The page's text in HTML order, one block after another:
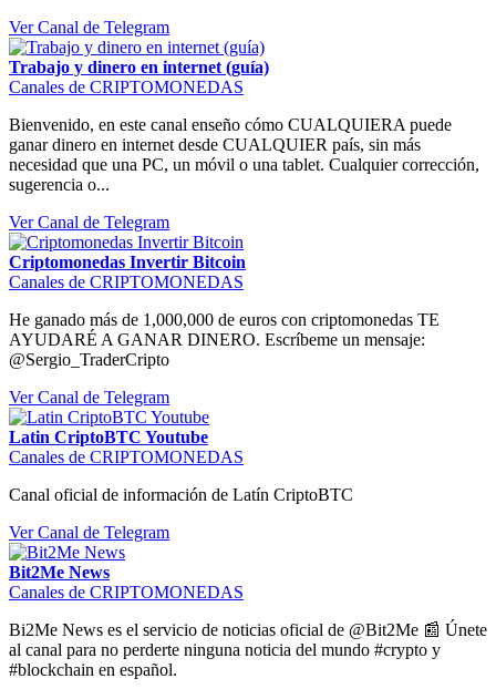
Ver Canal de Telegram
Trabajo y dinero en internet (guía)
Canales de CRIPTOMONEDAS
Bienvenido, en este canal enseño cómo CUALQUIERA puede
ganar dinero en internet desde CUALQUIER país, sin más
necesidad que una PC, un móvil o una tablet. Cualquier corrección,
sugerencia o...
Ver Canal de Telegram
Criptomonedas Invertir Bitcoin
Canales de CRIPTOMONEDAS
He ganado más de 1,000,000 de euros con criptomonedas TE
AYUDARÉ A GANAR DINERO. Escríbeme un mensaje:
@Sergio_TraderCripto
Ver Canal de Telegram
Latin CriptoBTC Youtube
Canales de CRIPTOMONEDAS
Canal oficial de información de Latín CriptoBTC
Ver Canal de Telegram
Bit2Me News
Canales de CRIPTOMONEDAS
Bi2Me News es el servicio de noticias oficial de @Bit2Me 📰 Únete
al canal para no perderte ninguna noticia del mundo #crypto y
#blockchain en español.